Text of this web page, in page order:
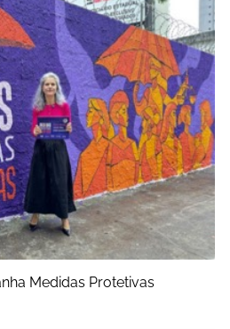
Medidas Protetivas